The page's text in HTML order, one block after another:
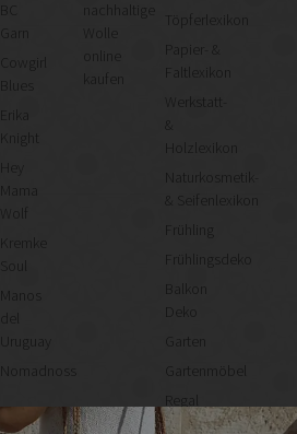
Cowgirl
Knight
Mama
Wolf
Kremke
Manos
Uruguay
Nomadnoss
nachhaltige
kaufen
Töpferlexikon
Papier- &
Faltlexikon
Werkstatt-
&
Holzlexikon
Naturkosmetik-
& Seifenlexikon
Frühling
Frühlingsdeko
Balkon
Deko
Garten
Gartenmöbel
Regal
selber